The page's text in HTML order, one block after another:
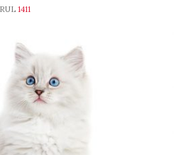
1411